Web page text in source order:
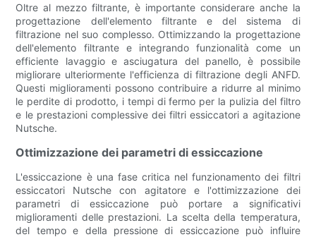
Oltre al mezzo filtrante, è importante considerare anche la
progettazione dell'elemento filtrante e del sistema di
filtrazione nel suo complesso. Ottimizzando la progettazione
dell'elemento filtrante e integrando funzionalità come un
efficiente lavaggio e asciugatura del panello, è possibile
migliorare ulteriormente l'efficienza di filtrazione degli ANFD.
Questi miglioramenti possono contribuire a ridurre al minimo
le perdite di prodotto, i tempi di fermo per la pulizia del filtro
e le prestazioni complessive dei filtri essiccatori a agitazione
Nutsche.
Ottimizzazione dei parametri di essiccazione
L'essiccazione è una fase critica nel funzionamento dei filtri
essiccatori Nutsche con agitatore e l'ottimizzazione dei
parametri di essiccazione può portare a significativi
miglioramenti delle prestazioni. La scelta della temperatura,
del tempo e della pressione di essiccazione può influire